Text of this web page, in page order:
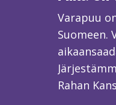
Varapuu
Suomeen.
Rahan